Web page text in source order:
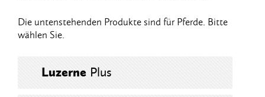
Die untenstehenden Produkte sind für Pferde. Bitte
wählen Sie.
Luzerne Plus